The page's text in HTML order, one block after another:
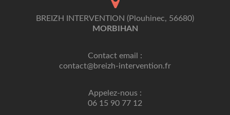
BREIZH INTERVENTION (Plouhinec, 56680)
MORBIHAN
Contact email :
contact@breizh-intervention.fr
Appelez-nous :
06 15 90 77 12